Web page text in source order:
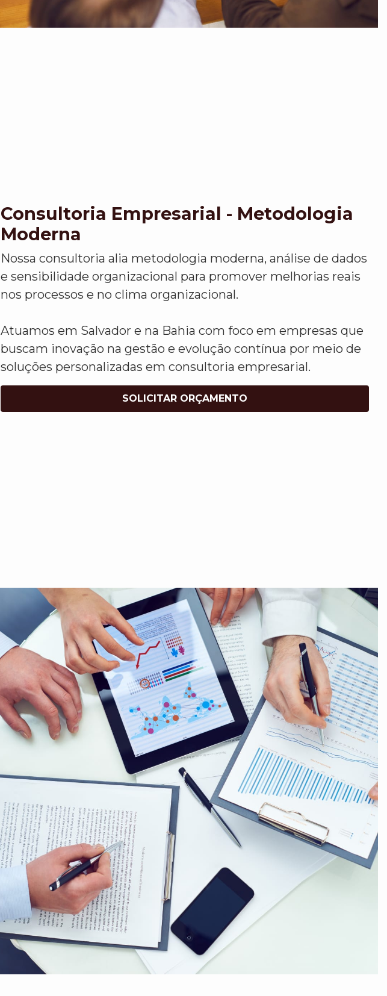
Consultoria Empresarial - Metodologia
Moderna
Nossa consultoria alia metodologia moderna, análise de dados
e sensibilidade organizacional para promover melhorias reais
nos processos e no clima organizacional.
Atuamos em Salvador e na Bahia com foco em empresas que
buscam inovação na gestão e evolução contínua por meio de
soluções personalizadas em consultoria empresarial.
SOLICITAR ORÇAMENTO